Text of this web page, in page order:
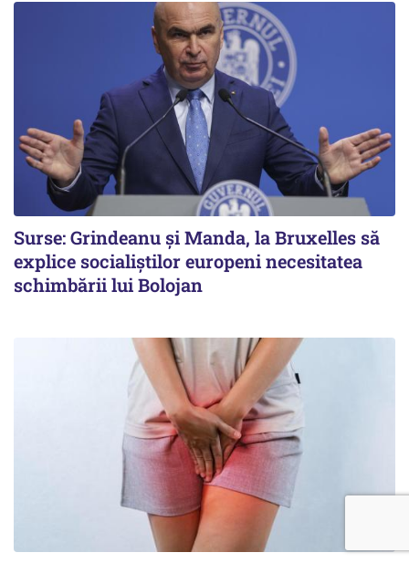
Surse: Grindeanu și Manda, la Bruxelles să
explice socialiștilor europeni necesitatea
schimbării lui Bolojan